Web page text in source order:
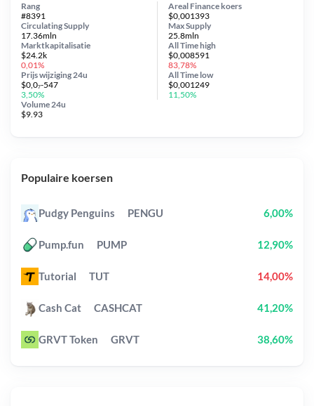
Areal Finance koers
$0,001393
Circulating Supply
17.36mln
Prijs wijziging 24u
$0,0₇-547
3,50%
Max Supply
25.8mln
Marktkapitalisatie
$24.2k
0,01%
Volume 24u
$9.93
Rang
#8391
All Timehigh
$0,008591
83,78%
All Time low
$0,001249
11,50%
Populaire koersen
Pudgy Penguins PENGU 6,00%
Pump.fun PUMP 12,90%
Tutorial TUT 14,00%
Cash Cat CASHCAT 41,20%
GRVT Token GRVT 38,60%